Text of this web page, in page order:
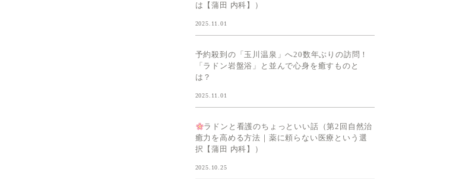
は【蒲田 内科】）
2025.11.01
予約殺到の「玉川温泉」へ20数年ぶりの訪問！
「ラドン岩盤浴」と並んで心身を癒すものと
は？
2025.11.01
ラドンと看護のちょっといい話（第2回自然治
癒力を高める方法｜薬に頼らない医療という選
択【蒲田 内科】）
2025.10.25